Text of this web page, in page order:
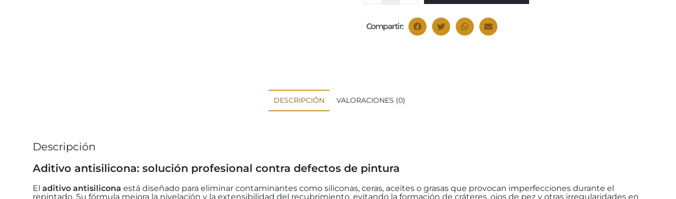
Compartir:
DESCRIPCIÓN VALORACIONES (0)
Descripción
Aditivo antisilicona: solución profesional contra defectos de pintura
El aditivo antisilicona está diseñado para eliminar contaminantes como siliconas, ceras, aceites o grasas que provocan imperfecciones durante el
repintado. Su fórmula mejora la nivelación y la extensibilidad del recubrimiento, evitando la formación de cráteres, ojos de pez y otras irregularidades en